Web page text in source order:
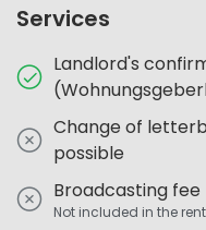
Services
Landlord's
Change of
possible
Broadcasting fee
Not included in the rent